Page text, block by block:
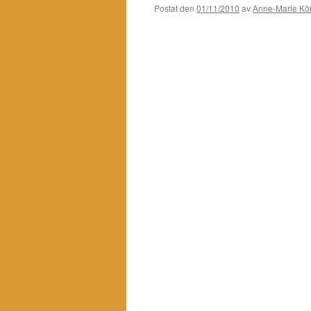
Postat den 01/11/2010 avAnne-Marie